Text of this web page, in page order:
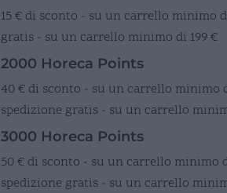
15 € di sconto - su un carrello minimo
gratis - su un carrello minimo di 199 €
2000 Horeca Points
40 € di sconto - su un carrello minimo
spedizione gratis - su un carrello
3000 Horeca Points
50 € di sconto - su un carrello minimo
spedizione gratis - su un carrello